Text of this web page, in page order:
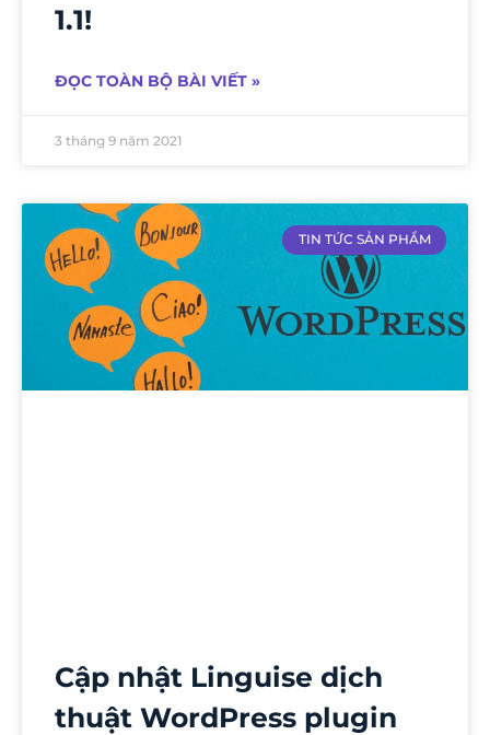
1.1!
ĐỌC TOÀN BỘ BÀI VIẾT »
3 tháng 9 năm 2021
TIN TỨC SẢN PHẨM
Cập nhật Linguise dịch
thuật WordPress plugin